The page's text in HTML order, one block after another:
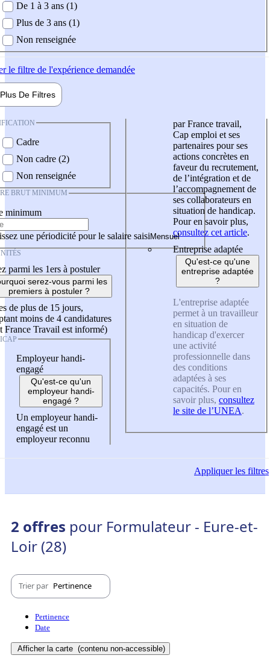
De 1 à 3 ans (1)
Plus de 3 ans (1)
Non renseignée
le filtre de l'expérience demandée
Plus De Filtres
Cadre
Non cadre (2)
Non renseignée
BRUT MINIMUM
minimum
une périodicité pour le salaire saisi
parmi les 1ers à postuler
serez-vous parmi les
premiers à postuler ?
de plus de 15 jours,
moins de 4 candidatures
France Travail est informé)
Employeur handi-
engagé
Qu'est-ce qu'un
employeur handi-
engagé ?
Un employeur handi-
engagé est un
employeur reconnu
par France travail,
Cap emploi et ses
partenaires pour ses
actions concrètes en
faveur du recrutement,
de l’intégration et de
l’accompagnement de
ses collaborateurs en
situation de handicap.
Pour en savoir plus,
consultez cet article.
Entreprise adaptée
Qu'est-ce qu'une
entreprise adaptée
?
L'entreprise adaptée
permet à un travailleur
en situation de
handicap d'exercer
une activité
professionnelle dans
des conditions
adaptées à ses
capacités. Pour en
savoir plus, consultez
le site de l’UNEA.
Appliquerles filtres
2 offres pour Formulateur - Eure-et-
Loir (28)
Trier par Pertinence
Pertinence
Date
Afficher la carte (contenu non-accessible)